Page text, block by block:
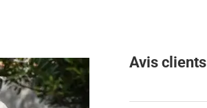
Avis clients